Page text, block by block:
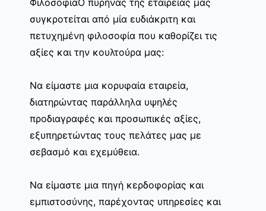
συγκροτείται από μία ευδιάκριτη και
πετυχημένη φιλοσοφία που καθορίζει τις
αξίες και την κουλτούρα μας:
Να είμαστε μια κορυφαία εταιρεία,
διατηρώντας παράλληλα υψηλές
προδιαγραφές και προσωπικές αξίες,
εξυπηρετώντας τους πελάτες μας με
σεβασμό και εχεμύθεια.
Να είμαστε μια πηγή κερδοφορίας και
εμπιστοσύνης, παρέχοντας υπηρεσίες και